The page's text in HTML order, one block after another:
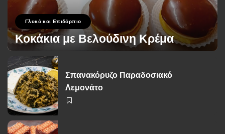
Γλυκό και Επιδόρπιο
Κοκάκια με Βελούδινη Κρέμα
Posted
by
George Zolis 19 Σεπτεμβρίου 2024
Σπανακόρυζο Παραδοσιακό
Λεμονάτο